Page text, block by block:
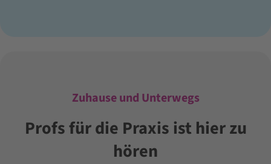
Zuhause und Unterwegs
Profs für die Praxis ist hier zu
hören